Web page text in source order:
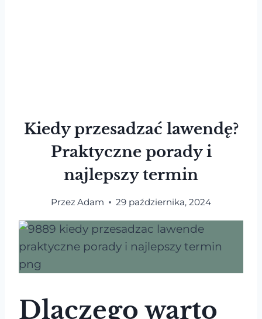
Kiedy przesadzać lawendę?
Praktyczne porady i
najlepszy termin
PrzezAdam 29 października, 2024
Dlaczego warto